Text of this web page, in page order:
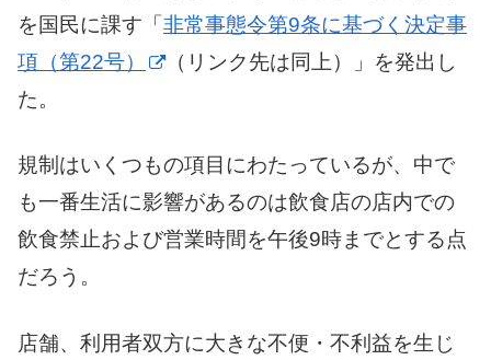
を国民に課す「非常事態令第9条に基づく決定事
項（第22号）
（リンク先は同上）」を発出し
た。
規制はいくつもの項目にわたっているが、中で
も一番生活に影響があるのは飲食店の店内での
飲食禁止および営業時間を午後9時までとする点
だろう。
店舗、利用者双方に大きな不便・不利益を生じ